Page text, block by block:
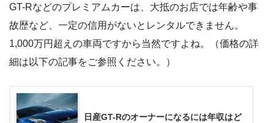
GT-Rなどのプレミアムカーは、大抵のお店では年齢や事
故歴など、一定の信用がないとレンタルできません。
1,000万円超えの車両ですから当然ですよね。（価格の詳
細は以下の記事をご参照ください。）
日産GT-Rのオーナーになるには年収はど